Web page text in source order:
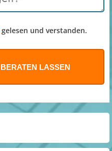
gelesen und verstanden.